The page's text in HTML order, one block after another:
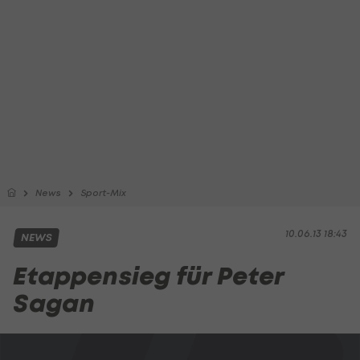
News Sport-Mix
10.06.13 18:43
NEWS
Etappensieg für Peter
Sagan